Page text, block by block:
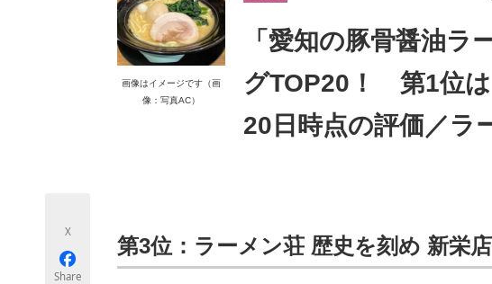
ITエンジニア向け専門サイト
ちょっと気になるネットの話題
画像はイメージです（画
像：写真AC）
「愛知の豚骨醤油ラ
グTOP20！ 第1位は
20日時点の評価／ラ
X
Share
第3位：ラーメン荘 歴史を刻め 新栄店